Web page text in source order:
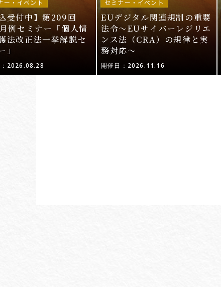
ー・イベント
受付中】第209回
例セミナー「個人情
法改正法一挙解説セ
」
2026.08.28
セミナー・イベント
EUデジタル関連規制の重要
法令〜EUサイバーレジリエ
ンス法（CRA）の規律と実
務対応〜
開催日：2026.11.16